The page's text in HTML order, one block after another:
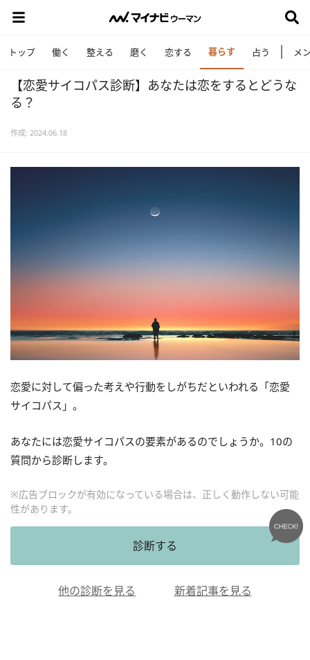
トップ 働く 整える 磨く 恋する 暮らす 占う メ
【恋愛サイコパス診断】あなたは恋をするとどうな
る？
作成: 2024.06.18
恋愛に対して偏った考えや行動をしがちだといわれる「恋愛
サイコパス」。
あなたには恋愛サイコパスの要素があるのでしょうか。10の
質問から診断します。
※広告ブロックが有効になっている場合は、正しく動作しない可能
性があります。
診断する
他の診断を見る 新着記事を見る